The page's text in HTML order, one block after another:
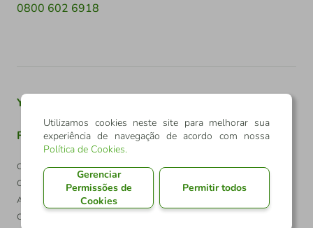
0800 602 6918
Youtube
Facebook TikTok
Confederação Sicredi
CNPJ: 03.795.072/0001-60
Av. Assis Brasil, 3940, J. Lindóia - Porto Alegre
CEP: 91010-003
Utilizamos cookies neste site para melhorar sua
experiência de navegação de acordo com nossa
Política de Cookies.
Gerenciar
Permissões de
Cookies
Permitir todos